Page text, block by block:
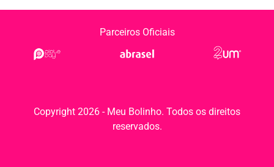
Parceiros Oficiais
Copyright 2026 - Meu Bolinho. Todos os direitos
reservados.